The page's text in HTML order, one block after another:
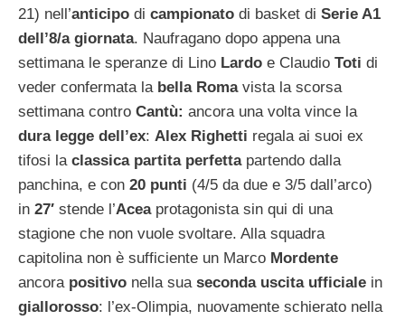
21) nell’anticipo di campionato di basket di Serie A1
dell’8/a giornata. Naufragano dopo appena una
settimana le speranze di Lino Lardo e Claudio Toti di
veder confermata la bella Romavista la scorsa
settimana contro Cantù: ancora una volta vince la
dura legge dell’ex: Alex Righetti regala ai suoi ex
tifosi la classica partita perfettapartendo dalla
panchina, e con 20 punti (4/5 da due e 3/5 dall’arco)
in 27′ stende l’Aceaprotagonista sin qui di una
stagione che non vuole svoltare. Alla squadra
capitolina non è sufficiente un Marco Mordente
ancora positivo nella sua seconda uscita ufficiale in
giallorosso: l’ex-Olimpia, nuovamente schierato nella